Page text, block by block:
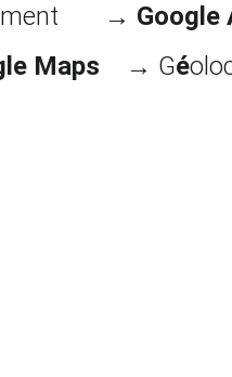
→ Google
Maps → Gé